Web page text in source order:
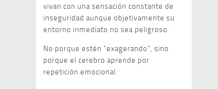
vivan con una sensación constante de
inseguridad aunque objetivamente su
entorno inmediato no sea peligroso.
No porque estén “exagerando”, sino
porque el cerebro aprende por
repetición emocional.